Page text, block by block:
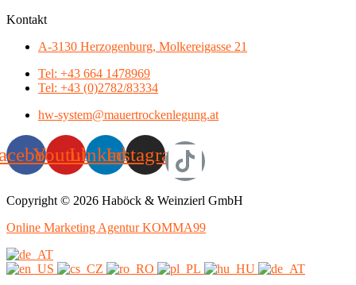
Kontakt
A-3130 Herzogenburg, Molkereigasse 21
Tel: +43 664 1478969
Tel: +43 (0)2782/83334
hw-system@mauertrockenlegung.at
YoutubeLinkedinInstagram
Copyright © 2026 Haböck & Weinzierl GmbH
Online Marketing Agentur KOMMA99